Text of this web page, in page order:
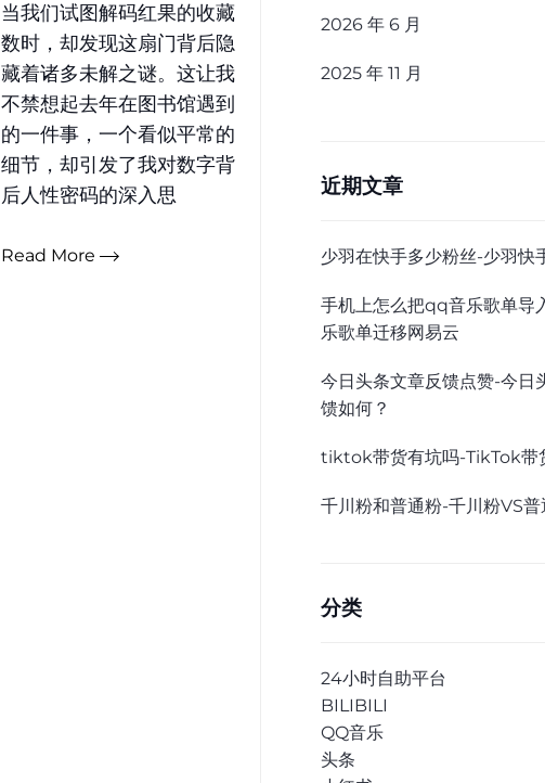
当我们试图解码红果的收藏
数时，却发现这扇门背后隐
藏着诸多未解之谜。这让我
不禁想起去年在图书馆遇到
的一件事，一个看似平常的
细节，却引发了我对数字背
后人性密码的深入思
Read More
2026 年 6 月
2025 年 11 月
近期文章
少羽在快手多少粉丝-少羽快
手机上怎么把qq音乐歌单导
乐歌单迁移网易云
今日头条文章反馈点赞-今日
馈如何？
tiktok带货有坑吗-TikTok带
千川粉和普通粉-千川粉VS普
分类
24小时自助平台
BILIBILI
QQ音乐
头条